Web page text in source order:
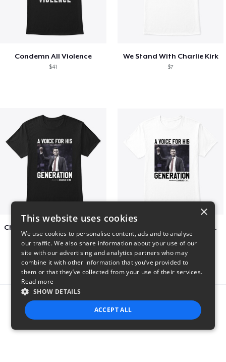
Condemn All Violence
$41
We Stand With Charlie Kirk
$7
Charlie Kirk A Voice For His Generation
Report this product
×
This website uses cookies
We use cookies to personalise content, ads and to analyse
our traffic. We also share information about your use of our
site with our advertising and analytics partners who may
combine it with other information that you’ve provided to
them or that they’ve collected from your use of their services.
Read more
SHOW DETAILS
ACCEPT ALL
STRICTLY NECESSARY PERFORMANCE